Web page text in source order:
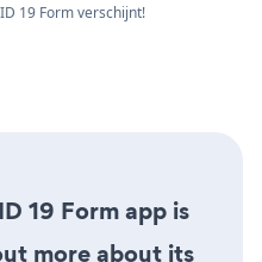
19 Form verschijnt!
19 Form app is
more about its